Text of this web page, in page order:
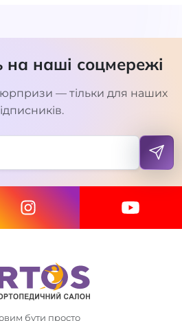
на наші соцмережі
— тільки для наших
бути просто